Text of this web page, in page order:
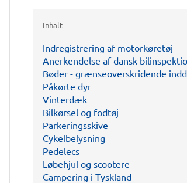
Inhalt
Indregistrering af motorkøretøj
Anerkendelse af dansk
Bøder - grænseoverskridende
Påkørte dyr
Vinterdæk
Bilkørsel og fodtøj
Parkeringsskive
Cykelbelysning
Pedelecs
Løbehjul og scootere
Campering i Tyskland